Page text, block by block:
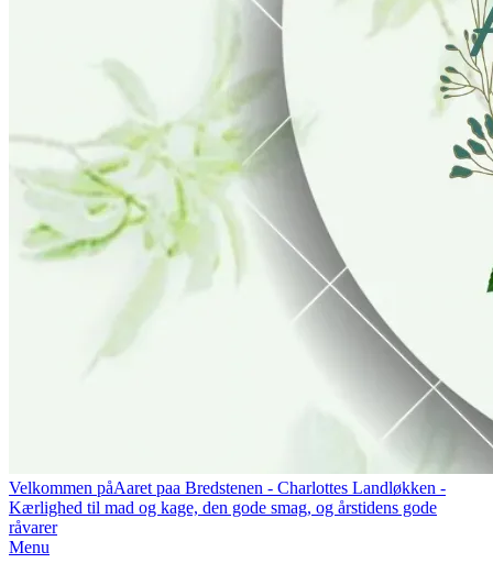
Velkommen påAaret paa Bredstenen - Charlottes Landløkken -
Kærlighed til mad og kage, den gode smag, og årstidens gode
råvarer
Primary
Menu